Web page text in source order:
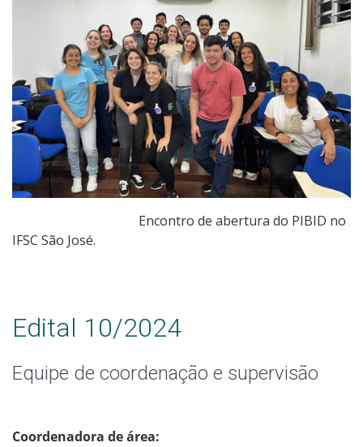
Encontro de abertura do PIBID no
IFSC São José.
Edital 10/2024
Equipe de coordenação e supervisão
Coordenadora de área: